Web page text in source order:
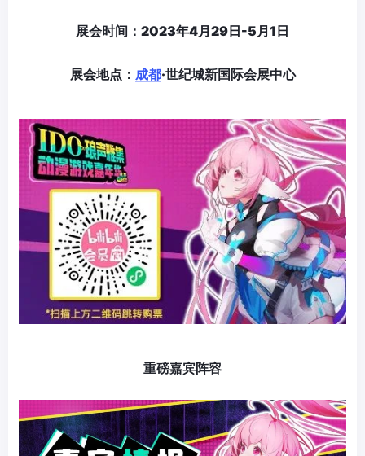
展会时间： 2023年4月29日-5月1日
展会地点： 成都·世纪城新国际会展中心
重磅嘉宾阵容